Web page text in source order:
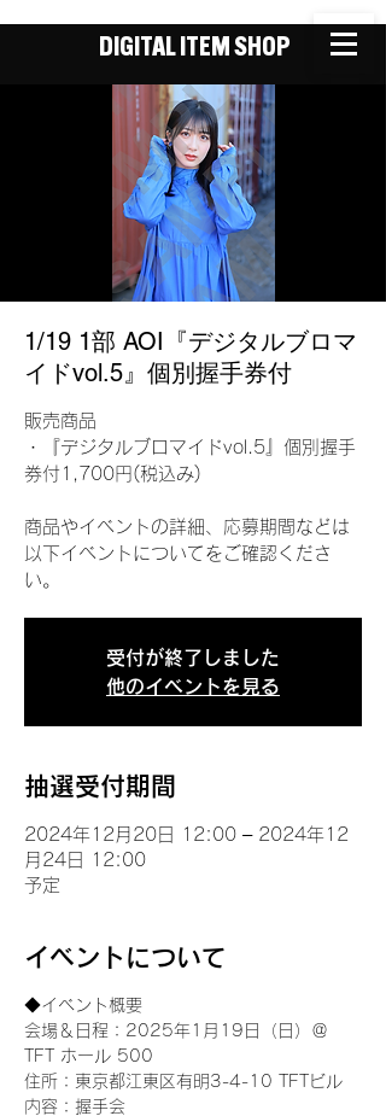
DIGITAL ITEM SHOP
1/19 1部 AOI『デジタルブロマ
イドvol.5』個別握手券付
販売商品
・『デジタルブロマイドvol.5』個別握手
券付1,700円(税込み)
商品やイベントの詳細、応募期間などは
以下イベントについてをご確認くださ
い。
受付が終了しました
他のイベントを見る
抽選受付期間
2024年12月20日 12:00 – 2024年12
月24日 12:00
予定
イベントについて
◆イベント概要
会場＆日程：2025年1月19日（日）＠
TFT ホール 500
住所：東京都江東区有明3-4-10 TFTビル
内容：握手会